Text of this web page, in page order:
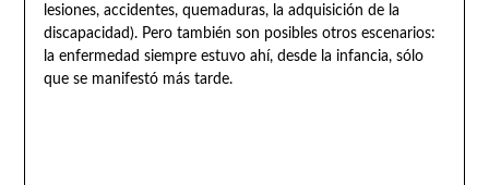
lesiones, accidentes, quemaduras, la adquisición de la
discapacidad). Pero también son posibles otros escenarios:
la enfermedad siempre estuvo ahí, desde la infancia, sólo
que se manifestó más tarde.